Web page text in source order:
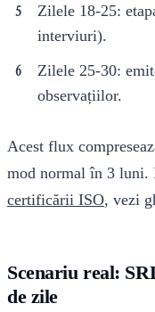
Zilele 18-25:
interviuri).
Zilele 25-30:
observațiilor.
Acest flux
mod normal în 3 luni.
certificării ISO, vezi
Scenariu real:
de zile